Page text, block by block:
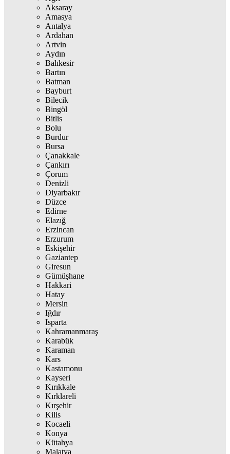
Aksaray
Amasya
Antalya
Ardahan
Artvin
Aydın
Balıkesir
Bartın
Batman
Bayburt
Bilecik
Bingöl
Bitlis
Bolu
Burdur
Bursa
Çanakkale
Çankırı
Çorum
Denizli
Diyarbakır
Düzce
Edirne
Elazığ
Erzincan
Erzurum
Eskişehir
Gaziantep
Giresun
Gümüşhane
Hakkari
Hatay
Mersin
Iğdır
Isparta
Kahramanmaraş
Karabük
Karaman
Kars
Kastamonu
Kayseri
Kırıkkale
Kırklareli
Kırşehir
Kilis
Kocaeli
Konya
Kütahya
Malatya